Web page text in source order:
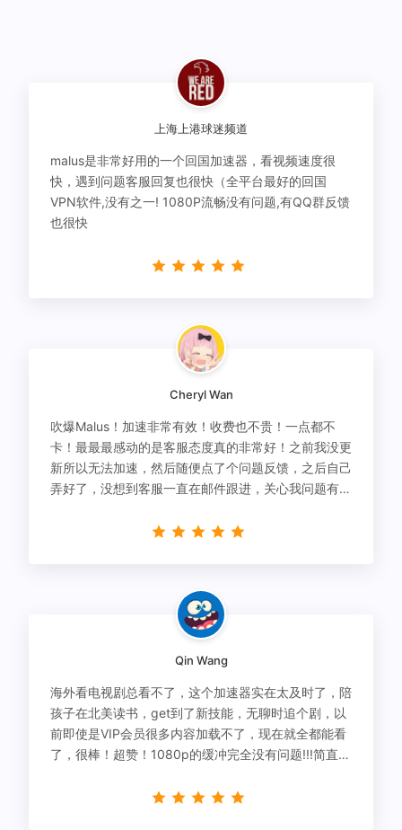
上海上港球迷频道
malus是非常好用的一个回国加速器，看视频速度很
快，遇到问题客服回复也很快（全平台最好的回国
VPN软件,没有之一! 1080P流畅没有问题,有QQ群反馈
也很快
Cheryl Wan
吹爆Malus！加速非常有效！收费也不贵！一点都不
卡！最最最感动的是客服态度真的非常好！之前我没更
新所以无法加速，然后随便点了个问题反馈，之后自己
弄好了，没想到客服一直在邮件跟进，关心我问题有没
Qin Wang
海外看电视剧总看不了，这个加速器实在太及时了，陪
孩子在北美读书，get到了新技能，无聊时追个剧，以
前即使是VIP会员很多内容加载不了，现在就全都能看
了，很棒！超赞！1080p的缓冲完全没有问题!!!简直救